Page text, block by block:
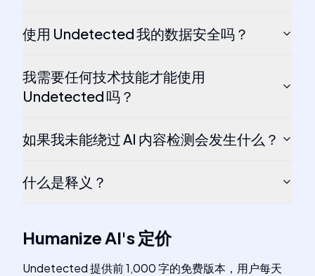
使用 Undetected 我的数据安全吗？
我需要任何技术技能才能使用
Undetected 吗？
如果我未能绕过 AI 内容检测会发生什么？
什么是释义？
Humanize AI's 定价
Undetected 提供前 1,000 字的免费版本，用户每天